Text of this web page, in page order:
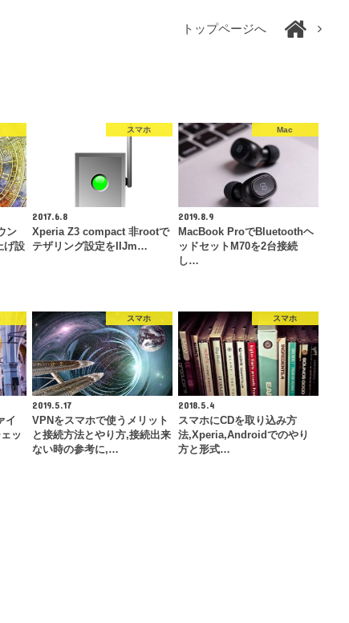
トップページへ
ン
げ設
スマホ
2017.6.8
Xperia Z3 compact 非rootで
テザリング設定をIIJm…
Mac
2019.8.9
MacBook ProでBluetoothヘ
ッドセットM70を2台接続
し…
イ
ッ
スマホ
2019.5.17
VPNをスマホで使うメリット
と接続方法とやり方,接続出来
ない時の参考に,…
スマホ
2018.5.4
スマホにCDを取り込み方
法,Xperia,Androidでのやり
方と形式…